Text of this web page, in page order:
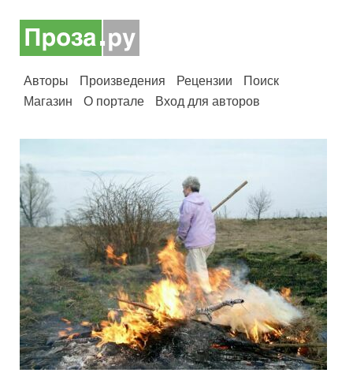
Авторы Произведения Рецензии
Поиск
Магазин
О портале Вход для авторов